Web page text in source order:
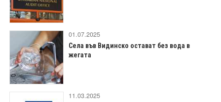
01.07.2025
Села във Видинско остават без вода в
жегата
11.03.2025